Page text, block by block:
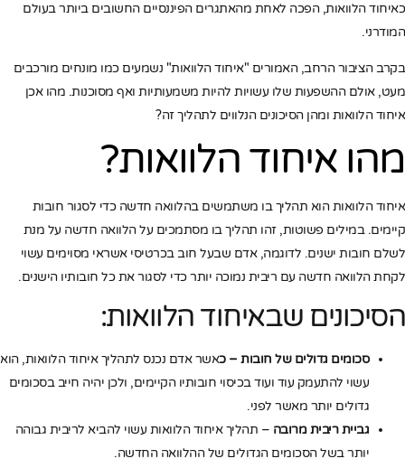
כאיחוד הלוואות, הפכה לאחת מהאתגרים הפיננסיים החשובים ביותר בעולם
המודרני.
בקרב הציבור הרחב, האמורים "איחוד הלוואות" נשמעים כמו מונחים מורכבים
מעט, אולם ההשפעות שלו עשויות להיות משמעותיות ואף מסוכנות. מהו אכן
איחוד הלוואות ומהן הסיכונים הנלווים לתהליך זה?
מהו איחוד הלוואות?
איחוד הלוואות הוא תהליך בו משתמשים בהלוואה חדשה כדי לסגור חובות
קיימים. במילים פשוטות, זהו תהליך בו מסתמכים על הלוואה חדשה על מנת
לשלם חובות ישנים. לדוגמה, אדם שבעל חוב בכרטיסי אשראי מסוימים עשוי
לקחת הלוואה חדשה עם ריבית נמוכה יותר כדי לסגור את כל חובותיו הישנים.
הסיכונים שבאיחוד הלוואות:
סכומים גדולים של חובות – כאשר אדם נכנס לתהליך איחוד הלוואות, הוא
עשוי להתעמק עוד ועוד בכיסוי חובותיו הקיימים, ולכן יהיה חייב בסכומים
גדולים יותר מאשר לפני.
גביית ריבית מרובה – תהליך איחוד הלוואות עשוי להביא לריבית גבוהה
יותר בשל הסכומים הגדולים של ההלוואה החדשה.